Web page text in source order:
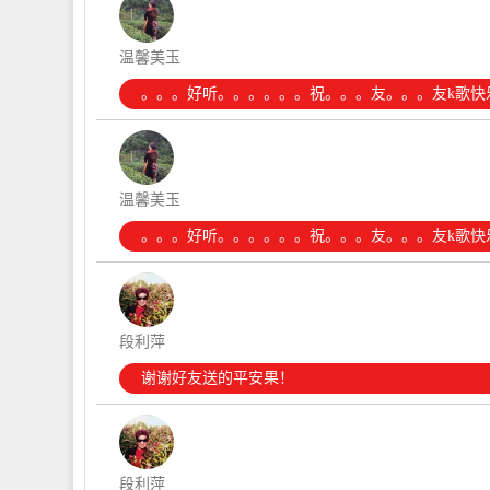
温馨美玉
。。。好听。。。。。。祝。。。友。。。友k歌快
温馨美玉
。。。好听。。。。。。祝。。。友。。。友k歌快
段利萍
谢谢好友送的平安果！
段利萍